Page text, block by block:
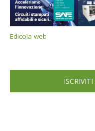
Edicola web